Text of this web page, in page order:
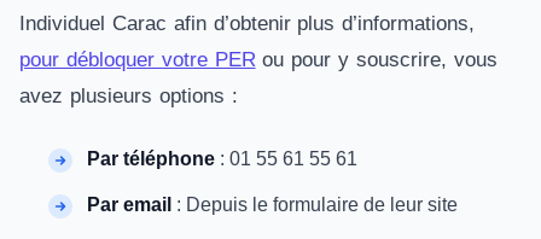
Individuel Carac afin d’obtenir plus d’informations,
pour débloquer votre PERou pour y souscrire, vous
avez plusieurs options :
Par téléphone : 01 55 61 55 61
Par email : Depuis le formulaire de leur site